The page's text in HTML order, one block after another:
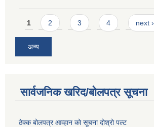
Pages
1 2 3 4 next ›
अन्य
सार्वजनिक खरिद/बोलपत्र सूचना
ठेक्क बोलपत्र आव्हान को सूचना दोश्रो पल्ट